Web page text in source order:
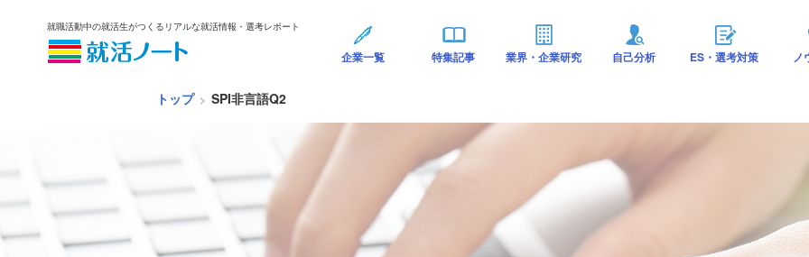
就職活動中の就活生がつくるリアルな就活情報・選考レポート
企業一覧 特集記事 業界・企業研究 自己分析 ES・選考対策 ノ
トップ SPI非言語Q2